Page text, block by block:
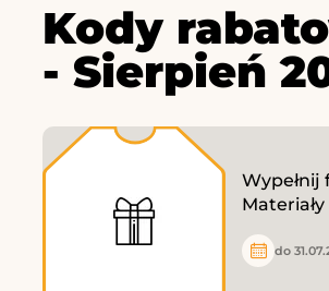
Kody
- Sierpień
Wypełnij
do